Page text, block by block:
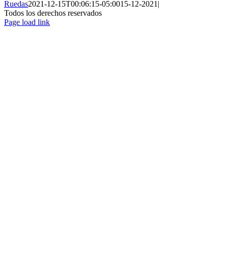
Ruedas2021-12-15T00:06:15-05:0015-12-2021|
Todos los derechos reservados
Page load link